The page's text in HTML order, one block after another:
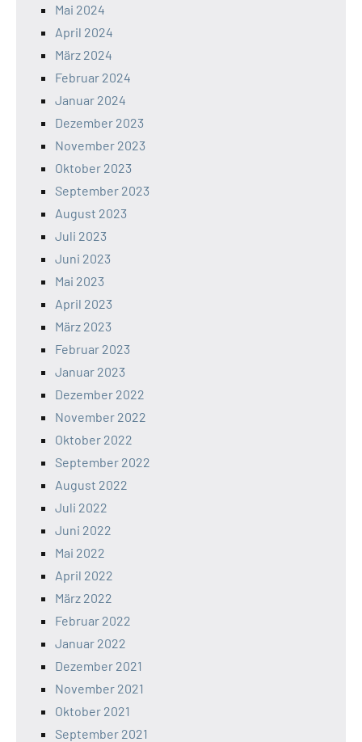
Mai 2024
April 2024
März 2024
Februar 2024
Januar 2024
Dezember 2023
November 2023
Oktober 2023
September 2023
August 2023
Juli 2023
Juni 2023
Mai 2023
April 2023
März 2023
Februar 2023
Januar 2023
Dezember 2022
November 2022
Oktober 2022
September 2022
August 2022
Juli 2022
Juni 2022
Mai 2022
April 2022
März 2022
Februar 2022
Januar 2022
Dezember 2021
November 2021
Oktober 2021
September 2021